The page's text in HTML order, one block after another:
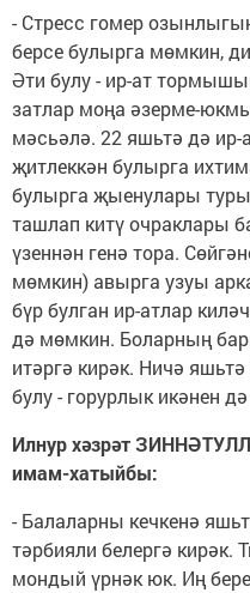
- Стресс го­мер
берсе булырга мөм­кин,
Әти булу - ир-ат
затлар моңа әзерме-
мәсьәлә. 22 яшьтә дә ир-
җитлеккән булырга
булырга җыену­лары
ташлап китү очраклары
үзеннән генә тора.
мөмкин) авырга узуы
бүр булган ир-атлар
дә мөмкин. Боларның
итәргә кирәк. Ничә
булу - горурлык икәнен
Илнур хәзрәт
имам-хатыйбы:
- Балаларны кечкенә
тәрбияли белергә кирәк.
мондый үрнәк юк. Иң